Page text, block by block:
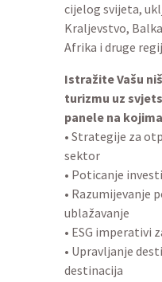
cijelog svijeta,
Kraljevstvo,
Afrika i druge
Istražite Vašu
turizmu uz
panele na
• Strategije za
sektor
• Poticanje
• Razumijevanje
ublažavanje
• ESG imperativi
• Upravljanje
destinacija